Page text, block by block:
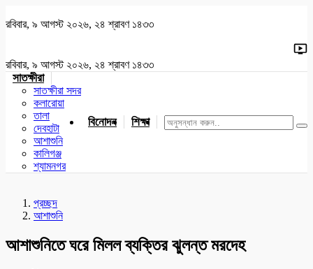
রবিবার, ৯ আগস্ট ২০২৬, ২৪ শ্রাবণ ১৪৩৩
রবিবার, ৯ আগস্ট ২০২৬, ২৪ শ্রাবণ ১৪৩৩
সাতক্ষীরা
সাতক্ষীরা সদর
কলারোয়া
তালা
দেবহাটা
আশাশুনি
কালিগঞ্জ
শ্যামনগর
বিনোদন শিক্ষা খেলাধুলা জাতীয় যশোর
প্রচ্ছদ
আশাশুনি
আশাশুনিতে ঘরে মিলল ব্যক্তির ঝুলন্ত মরদেহ